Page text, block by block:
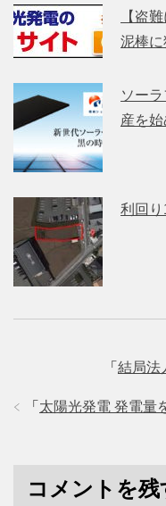
【盗
泥棒に
ソー
産を
利回
「 結局法
「 太陽光発電 発電量
コメントを残